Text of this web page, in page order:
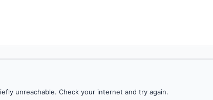
unreachable. Check your internet and try again.